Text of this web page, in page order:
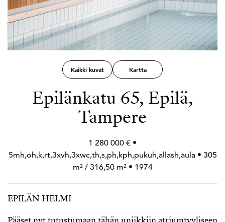
Kaikki kuvat Kartta
Epilänkatu 65, Epilä,
Tampere
1 280 000 € •
5mh,oh,k,rt,3xvh,3xwc,th,s,ph,kph,pukuh,allash,aula • 305
m² / 316,50 m² • 1974
EPILÄN HELMI